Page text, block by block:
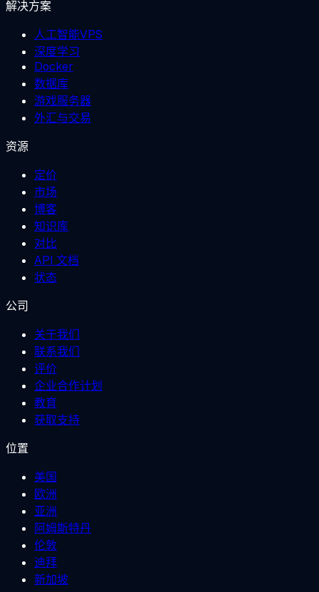
解决方案
人工智能VPS
深度学习
Docker
数据库
游戏服务器
外汇与交易
资源
定价
市场
博客
知识库
对比
API 文档
状态
公司
关于我们
联系我们
评价
企业合作计划
教育
获取支持
位置
美国
欧洲
亚洲
阿姆斯特丹
伦敦
迪拜
新加坡